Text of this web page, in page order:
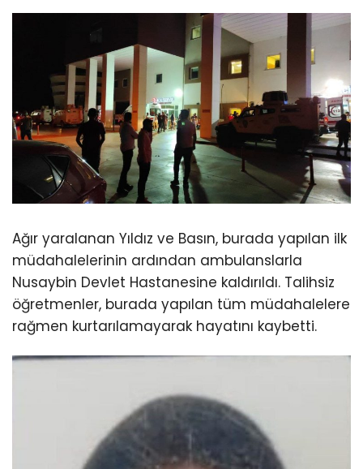
Ağır yaralanan Yıldız ve Basın, burada yapılan ilk
müdahalelerinin ardından ambulanslarla
Nusaybin Devlet Hastanesine kaldırıldı. Talihsiz
öğretmenler, burada yapılan tüm müdahalelere
rağmen kurtarılamayarak hayatını kaybetti.